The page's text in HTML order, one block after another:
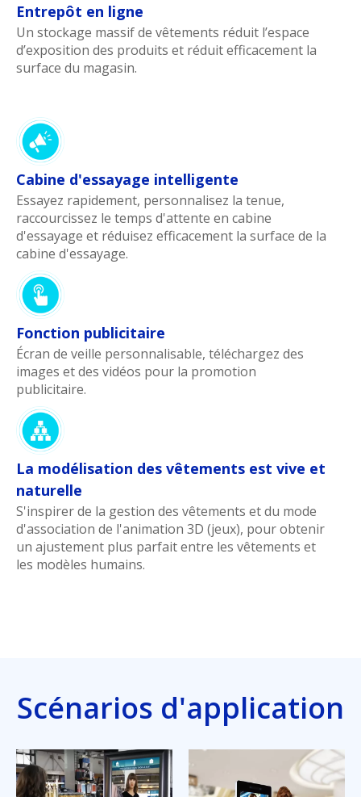
Entrepôt en ligne
Un stockage massif de vêtements réduit l’espace
d’exposition des produits et réduit efficacement la
surface du magasin.
Cabine d'essayage intelligente
Essayez rapidement, personnalisez la tenue,
raccourcissez le temps d'attente en cabine
d'essayage et réduisez efficacement la surface de la
cabine d'essayage.
Fonction publicitaire
Écran de veille personnalisable, téléchargez des
images et des vidéos pour la promotion
publicitaire.
La modélisation des vêtements est vive et
naturelle
S'inspirer de la gestion des vêtements et du mode
d'association de l'animation 3D (jeux), pour obtenir
un ajustement plus parfait entre les vêtements et
les modèles humains.
Scénarios d'application